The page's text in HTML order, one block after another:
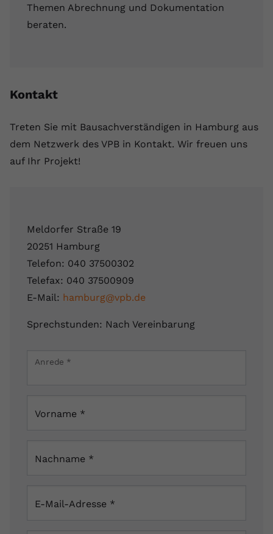
Themen Abrechnung und Dokumentation
beraten.
Kontakt
Treten Sie mit Bausachverständigen in Hamburg aus
dem Netzwerk des VPB in Kontakt. Wir freuen uns
auf Ihr Projekt!
Meldorfer Straße 19
20251 Hamburg
Telefon: 040 37500302
Telefax: 040 37500909
E-Mail: hamburg@vpb.de
Sprechstunden: Nach Vereinbarung
Meldorfer Straße 19, 20251 Hamburg, Deutschland
Anrede *
Vorname *
Nachname *
E-Mail-Adresse *